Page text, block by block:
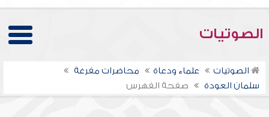
الصوتيات
الصوتيات علماء ودعاة
محاضرات مفرغة
سلمان العودة
صفحة الفهرس